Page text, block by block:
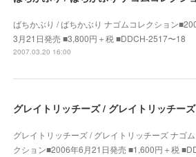
ばちかぶり / ばちかぶり ナゴムコレクション
3月21日発売 ■3,800円＋税 ■DDCH-2517〜18
2007.03.20 16:00
グレイトリッチーズ / グレイトリッチーズ ナゴ
クション■2006年6月21日発売 ■1,600円＋税